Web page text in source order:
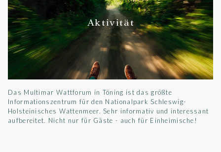
Aktivität
Das Multimar Wattforum in Töning ist das größte
Informationszentrum für den Nationalpark Schleswig-
Holsteinisches Wattenmeer. Sehr informativ und interessant
aufbereitet. Nicht nur für Gäste - auch für Einheimische!